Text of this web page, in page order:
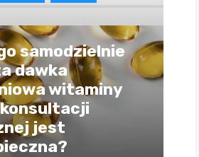
samodzielnie
dawka
witaminy
jest